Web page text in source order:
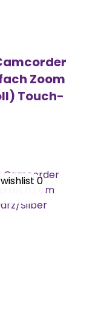
Zoom
Touch-
0
0